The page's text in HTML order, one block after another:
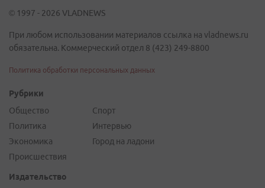
© 1997 - 2026 VLADNEWS
При любом использовании материалов ссылка на vladnews.ru
обязательна. Коммерческий отдел 8 (423) 249-8800
Политика обработки персональных данных
Рубрики
Общество
Политика
Экономика
Происшествия
Спорт
Интервью
Город на ладони
Издательство